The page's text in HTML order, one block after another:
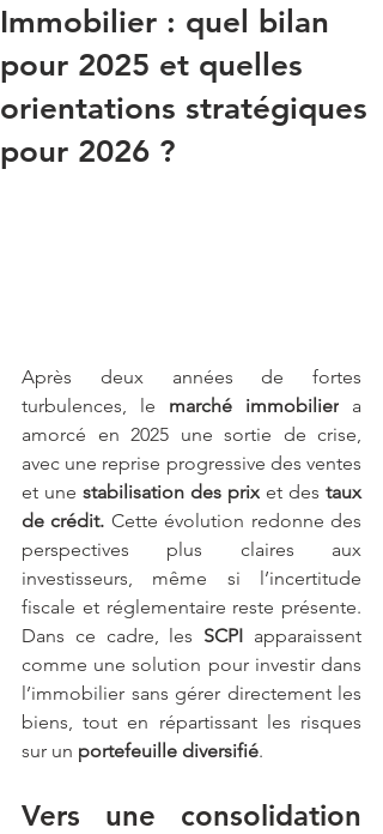
Immobilier : quel bilan
pour 2025 et quelles
orientations stratégiques
pour 2026 ?
Après deux années de fortes
turbulences, le marché immobilier a
amorcé en 2025 une sortie de crise,
avec une reprise progressive des ventes
et une stabilisation des prix et des taux
de crédit. Cette évolution redonne des
perspectives plus claires aux
investisseurs, même si l’incertitude
fiscale et réglementaire reste présente.
Dans ce cadre, les SCPI apparaissent
comme une solution pour investir dans
l’immobilier sans gérer directement les
biens, tout en répartissant les risques
sur un portefeuille diversifié.
Vers une consolidation